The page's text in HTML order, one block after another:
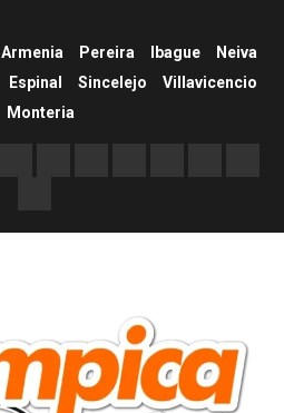
Armenia Pereira Ibague
Neiva
Espinal Sincelejo
Villavicencio
Monteria